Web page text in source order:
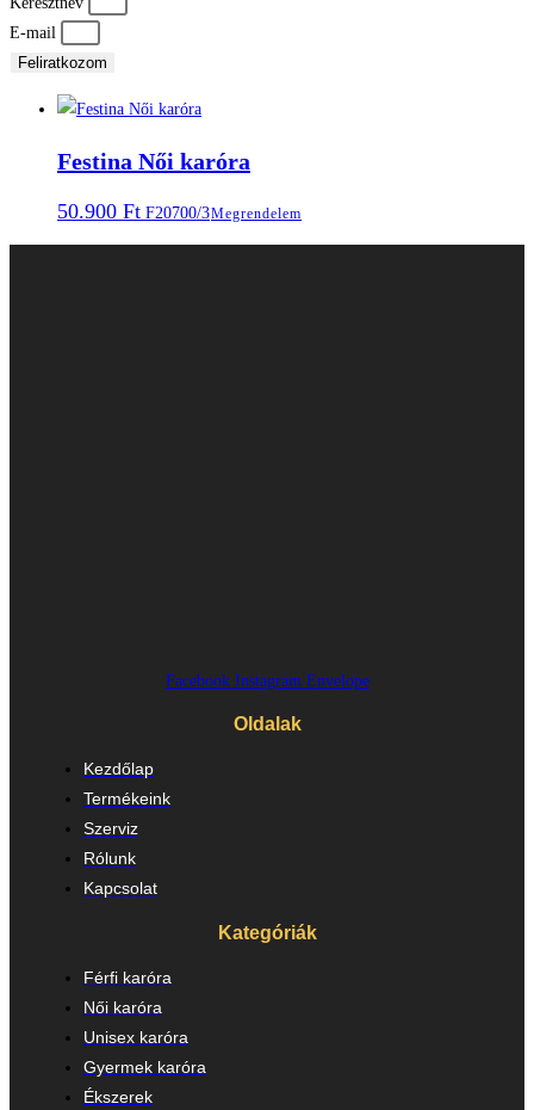
E-mail
Feliratkozom
Festina Női karóra
50.900 Ft F20700/3Megrendelem
Facebook Instagram Envelope
Oldalak
Kezdőlap
Termékeink
Szerviz
Rólunk
Kapcsolat
Kategóriák
Férfi karóra
Női karóra
Unisex karóra
Gyermek karóra
Ékszerek